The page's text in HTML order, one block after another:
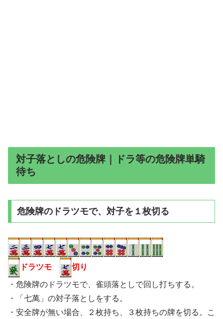
対子落としの危険牌｜ドラ等の危険牌単騎
待ち
危険牌のドラツモで、対子を１枚切る
ドラツモ 切り
・危険牌のドラツモで、雀頭落としで回し打ちする。
・「七萬」の対子落としをする。
・安全牌が無い場合、２枚持ち、３枚持ちの牌を切る。こ